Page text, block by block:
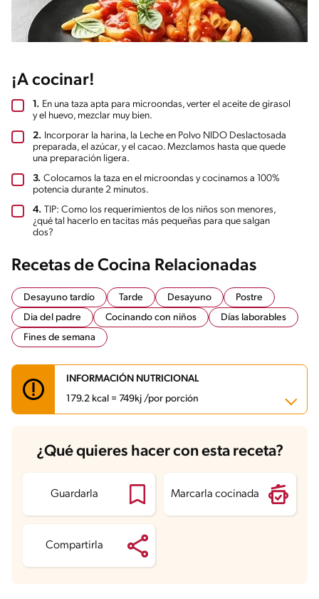
¡A cocinar!
1. En una taza apta para microondas, verter el aceite de girasol
y el huevo, mezclar muy bien.
2. Incorporar la harina, la Leche en Polvo NIDO Deslactosada
preparada, el azúcar, y el cacao. Mezclamos hasta que quede
una preparación ligera.
3. Colocamos la taza en el microondas y cocinamos a 100%
potencia durante 2 minutos.
4. TIP: Como los requerimientos de los niños son menores,
¿qué tal hacerlo en tacitas más pequeñas para que salgan
dos?
Recetas de Cocina Relacionadas
Desayuno tardío Tarde Desayuno
Postre
Dia del padre
Cocinando con niños
Días laborables
Fines de semana
INFORMACIÓN NUTRICIONAL
179.2 kcal = 749kj /por porción
Carbohidratos 16.2 g
Energía 179.2 kcal
Proteína
Grasas saturadas 2.4 g
Sodio 66.2 mg
¿Qué quieres hacer con esta receta?
Guardarla Marcarla cocinada
Compartirla